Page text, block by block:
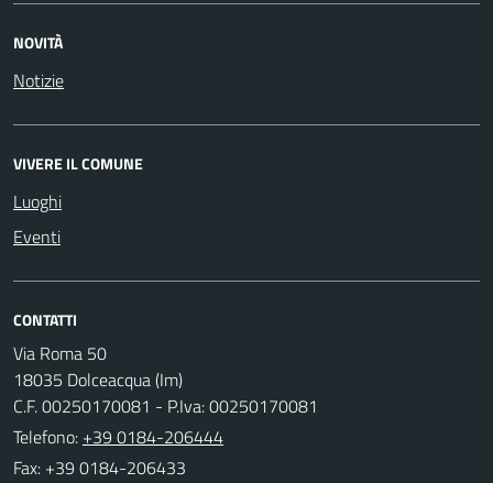
NOVITÀ
Notizie
VIVERE IL COMUNE
Luoghi
Eventi
CONTATTI
Via Roma 50
18035 Dolceacqua (Im)
C.F. 00250170081 - P.Iva: 00250170081
Telefono: +39 0184-206444
Fax: +39 0184-206433